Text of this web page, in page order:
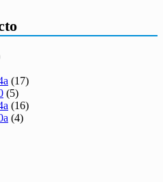
(17)
(5)
(16)
(4)